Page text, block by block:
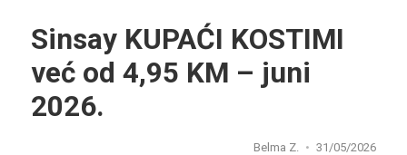
Sinsay KUPAĆI KOSTIMI
već od 4,95 KM – juni
2026.
Belma Z. 31/05/2026